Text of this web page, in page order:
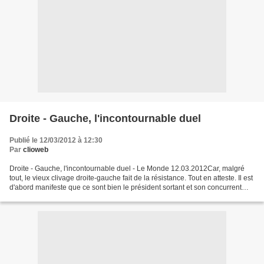
Droite - Gauche, l'incontournable duel
Publié le 12/03/2012 à 12:30
Par clioweb
Droite - Gauche, l'incontournable duel - Le Monde 12.03.2012Car, malgré
tout, le vieux clivage droite-gauche fait de la résistance. Tout en atteste. Il est
d'abord manifeste que ce sont bien le président sortant et son concurrent